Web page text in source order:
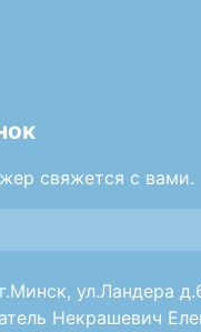
свяжется с вами.
ул.Ландера
Некрашевич